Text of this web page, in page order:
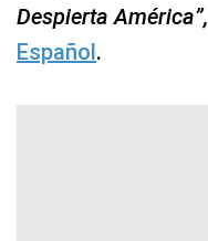
Despierta América”,
Español.